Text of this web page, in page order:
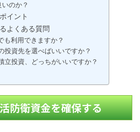
のか？
イント
よくある質問
も利用できますか？
投資先を選べばいいですか？
立投資、どっちがいいですか？
防衛資金を確保する